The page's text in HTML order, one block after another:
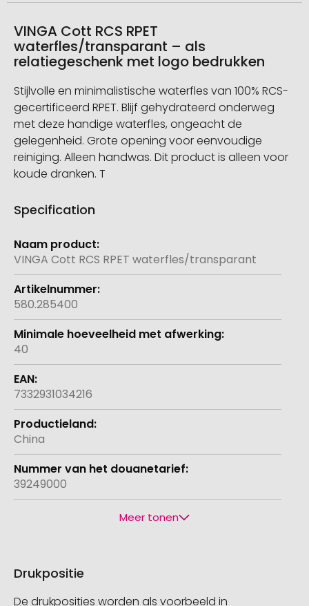
VINGA Cott RCS RPET
waterfles/transparant – als
relatiegeschenk met logo bedrukken
Stijlvolle en minimalistische waterfles van 100% RCS-
gecertificeerd RPET. Blijf gehydrateerd onderweg
met deze handige waterfles, ongeacht de
gelegenheid. Grote opening voor eenvoudige
reiniging. Alleen handwas. Dit product is alleen voor
koude dranken. T
Specification
Meer
informatie
VINGA Cott RCS RPET waterfles/transparant
580.285400
40
7332931034216
China
39249000
Meer tonen
Drukpositie
De drukposities worden als voorbeeld in